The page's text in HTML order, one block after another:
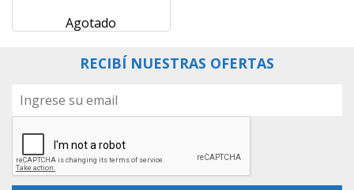
Agotado
RECIBÍ NUESTRAS OFERTAS